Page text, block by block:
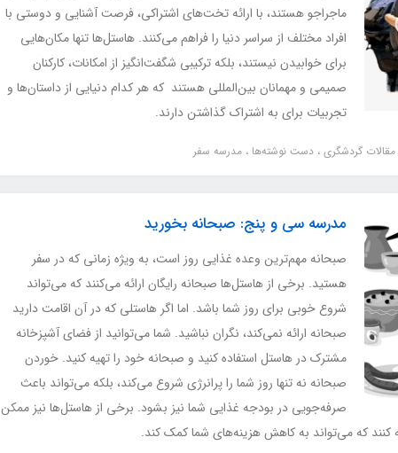
ماجراجو هستند، با ارائه تخت‌های اشتراکی، فرصت آشنایی و دوستی با
افراد مختلف از سراسر دنیا را فراهم می‌کنند. هاستل‌ها تنها مکان‌هایی
برای خوابیدن نیستند، بلکه ترکیبی شگفت‌انگیز از امکانات، کارکنان
صمیمی و مهمانان بین‌المللی هستند که هر کدام دنیایی از داستان‌ها و
تجربیات برای به اشتراک گذاشتن دارند.
مقالات گردشگری دست نوشته‌ها مدرسه سفر
مدرسه سی و پنج: صبحانه بخورید
صبحانه مهم‌ترین وعده غذایی روز است، به ویژه زمانی که در سفر
هستید. برخی از هاستل‌ها صبحانه رایگان ارائه می‌کنند که می‌تواند
شروع خوبی برای روز شما باشد. اما اگر هاستلی که در آن اقامت دارید
صبحانه ارائه نمی‌کند، نگران نباشید. شما می‌توانید از فضای آشپزخانه
مشترک در هاستل استفاده کنید و صبحانه خود را تهیه کنید. خوردن
صبحانه نه تنها روز شما را پرانرژی شروع می‌کند، بلکه می‌تواند باعث
صرفه‌جویی در بودجه غذایی شما نیز بشود. برخی از هاستل‌ها نیز ممکن
کنند که می‌تواند به کاهش هزینه‌های شما کمک کند.